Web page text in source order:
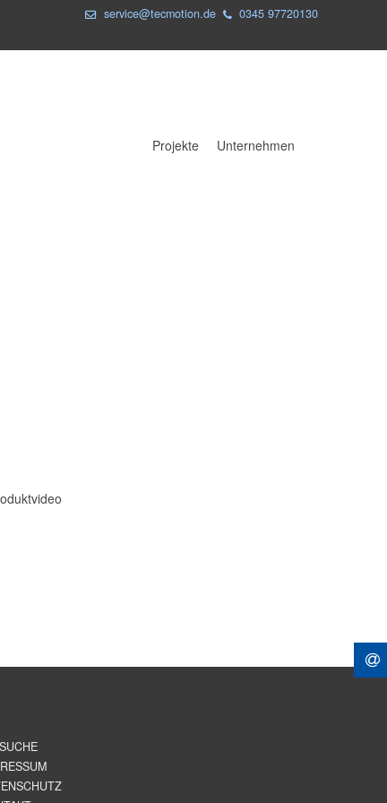
0345 97720130
service@tecmotion.de
Projekte Unternehmen
SUCHE